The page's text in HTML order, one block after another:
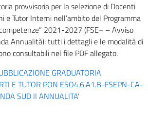
provvisoria per la selezione di Docenti
e Tutor Interni nell’ambito del Programma
2021-2027 (FSE+ – Avviso
Annualità): tutti i dettagli e le modalità di
consultabili nel file PDF allegato.
GRADUATORIA
E TUTOR PON ESO4.6.A1.B-FSEPN-CA-
SUD II ANNUALITA'